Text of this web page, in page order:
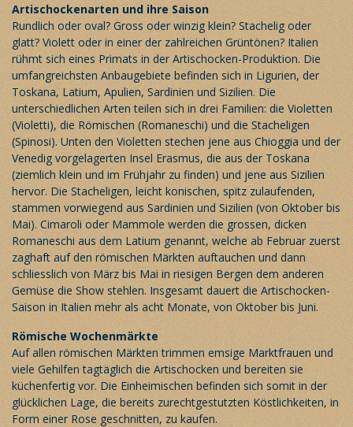
Artischockenarten und ihre Saison
Rundlich oder oval? Gross oder winzig klein? Stachelig oder
glatt? Violett oder in einer der zahlreichen Grüntönen? Italien
rühmt sich eines Primats in der Artischocken-Produktion. Die
umfangreichsten Anbaugebiete befinden sich in Ligurien, der
Toskana, Latium, Apulien, Sardinien und Sizilien. Die
unterschiedlichen Arten teilen sich in drei Familien: die Violetten
(Violetti), die Römischen (Romaneschi) und die Stacheligen
(Spinosi). Unten den Violetten stechen jene aus Chioggia und der
Venedig vorgelagerten Insel Erasmus, die aus der Toskana
(ziemlich klein und im Frühjahr zu finden) und jene aus Sizilien
hervor. Die Stacheligen, leicht konischen, spitz zulaufenden,
stammen vorwiegend aus Sardinien und Sizilien (von Oktober bis
Mai). Cimaroli oder Mammole werden die grossen, dicken
Romaneschi aus dem Latium genannt, welche ab Februar zuerst
zaghaft auf den römischen Märkten auftauchen und dann
schliesslich von März bis Mai in riesigen Bergen dem anderen
Gemüse die Show stehlen. Insgesamt dauert die Artischocken-
Saison in Italien mehr als acht Monate, von Oktober bis Juni.
Römische Wochenmärkte
Auf allen römischen Märkten trimmen emsige Marktfrauen und
viele Gehilfen tagtäglich die Artischocken und bereiten sie
küchenfertig vor. Die Einheimischen befinden sich somit in der
glücklichen Lage, die bereits zurechtgestutzten Köstlichkeiten, in
Form einer Rose geschnitten, zu kaufen.